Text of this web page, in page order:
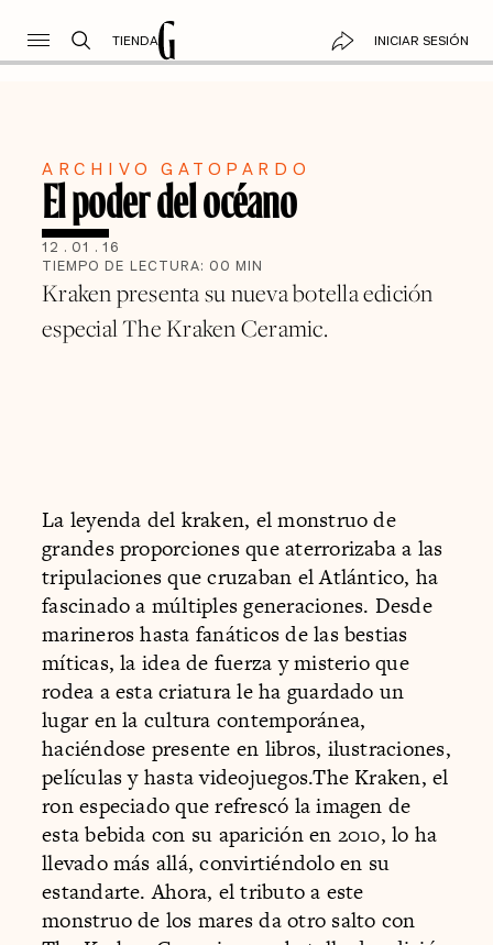
TIENDA INICIAR SESIÓN
ARCHIVO GATOPARDO
El poder del océano
12 . 01 . 16
TIEMPO DE LECTURA: 00 MIN
Kraken presenta su nueva botella edición
especial The Kraken Ceramic.
La leyenda del kraken, el monstruo de
grandes proporciones que aterrorizaba a las
tripulaciones que cruzaban el Atlántico, ha
fascinado a múltiples generaciones. Desde
marineros hasta fanáticos de las bestias
míticas, la idea de fuerza y misterio que
rodea a esta criatura le ha guardado un
lugar en la cultura contemporánea,
haciéndose presente en libros, ilustraciones,
películas y hasta videojuegos.The Kraken, el
ron especiado que refrescó la imagen de
esta bebida con su aparición en 2010, lo ha
llevado más allá, convirtiéndolo en su
estandarte. Ahora, el tributo a este
monstruo de los mares da otro salto con